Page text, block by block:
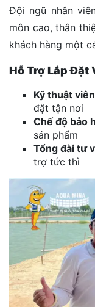
Đội ngũ nhân
môn cao, thân
khách hàng một
Hỗ Trợ Lắp Đặt
Kỹ thuật
đặt tận nơi
Chế độ bảo
sản phẩm
Tổng đài tư
trợ tức thì